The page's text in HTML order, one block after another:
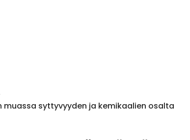
syttyvyyden ja kemikaalien osalta